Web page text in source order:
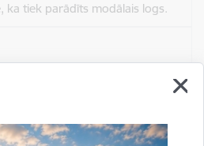
ka tiek parādīts modālais logs.
sīkdatnes (nepieciešamas, lai